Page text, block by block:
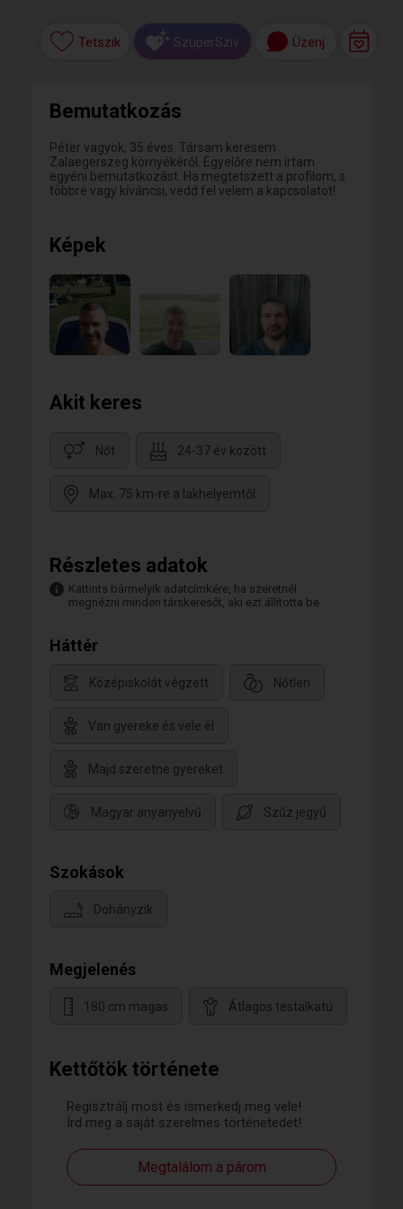
Kettőtök története
Regisztrálj most és ismerkedj meg vele!
Írd meg a saját szerelmes történetedet!
Megtalálom a párom
Tetszik SzuperSzív Üzenj
Bemutatkozás
Péter vagyok, 35 éves. Társam keresem
Zalaegerszeg környékéről. Egyelőre nem írtam
egyéni bemutatkozást. Ha megtetszett a profilom, s
többre vagy kíváncsi, vedd fel velem a kapcsolatot!
Képek
Akit keres
Nőt 24-37 év között
Max. 75 km-re a lakhelyemtől
Részletes adatok
Kattints bármelyik adatcímkére, ha szeretnél
megnézni minden társkeresőt, aki ezt állította be.
Háttér
Középiskolát végzett Nőtlen
Van gyereke és vele él
Majd szeretne gyereket
Magyar anyanyelvű Szűz jegyű
Szokások
Dohányzik
Megjelenés
180 cm magas Átlagos testalkatú